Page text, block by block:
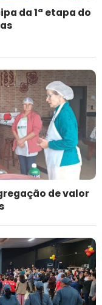
da 1ª etapa do
de valor